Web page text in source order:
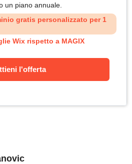
un piano annuale.
gratis personalizzato per 1
Wix rispetto a MAGIX
l'offerta